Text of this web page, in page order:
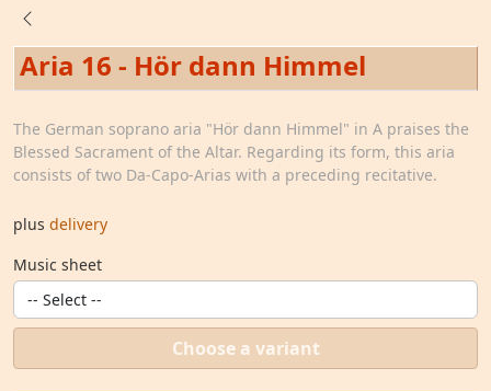
Aria 16 - Hör dann Himmel
The German soprano aria "Hör dann Himmel" in A praises the
Blessed Sacrament of the Altar. Regarding its form, this aria
consists of two Da-Capo-Arias with a preceding recitative.
plus delivery
Music sheet
Choose a variant